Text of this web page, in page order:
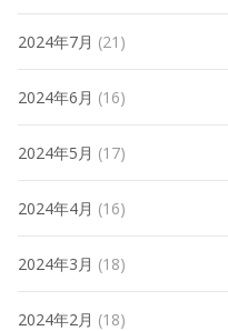
2024年7月 (21)
2024年6月 (16)
2024年5月 (17)
2024年4月 (16)
2024年3月 (18)
2024年2月 (18)